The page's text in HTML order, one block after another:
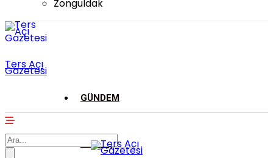
Zonguldak
Ters Açı
Gazetesi
GÜNDEM
ASAYİŞ